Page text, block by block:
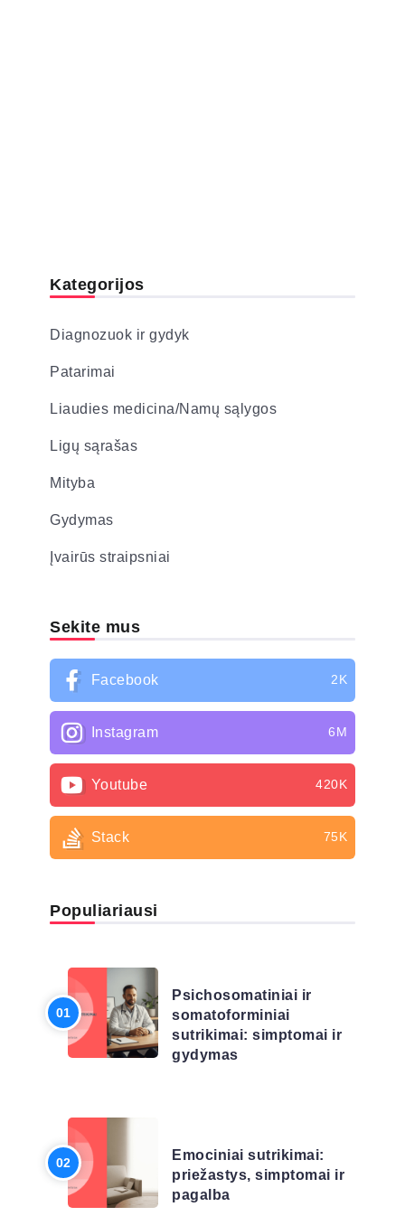
Kategorijos
Diagnozuok ir gydyk
Patarimai
Liaudies medicina/Namų sąlygos
Ligų sąrašas
Mityba
Gydymas
Įvairūs straipsniai
Sekite mus
Facebook 2K
Instagram 6M
Youtube 420K
Stack 75K
Populiariausi
Psichosomatiniai ir
somatoforminiai
sutrikimai: simptomai ir
gydymas
Emociniai sutrikimai:
priežastys, simptomai ir
pagalba